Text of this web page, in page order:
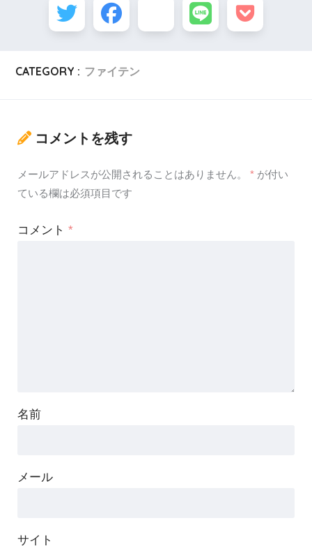
CATEGORY : ファイテン
コメントを残す
メールアドレスが公開されることはありません。 * が付い
ている欄は必須項目です
コメント*
名前
メール
サイト